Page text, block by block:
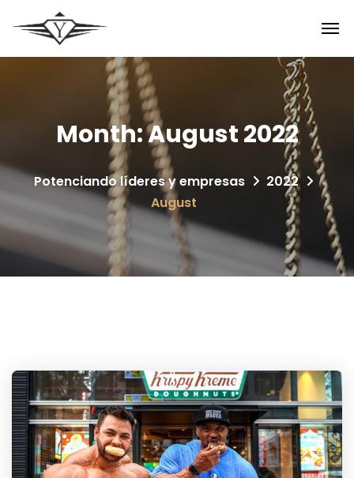
Month:August 2022
Potenciando líderes y empresas
2022
August